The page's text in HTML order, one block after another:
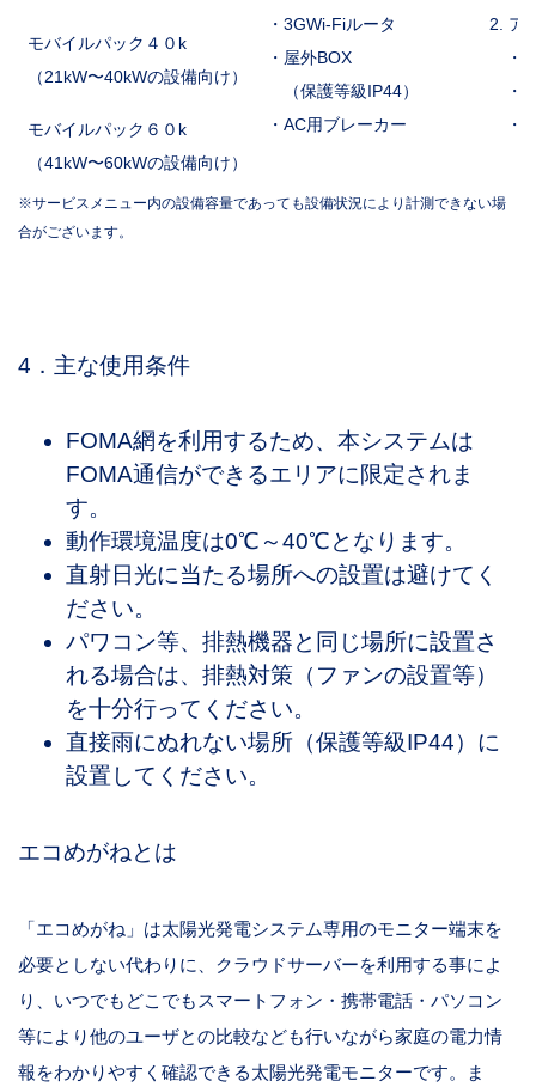
・3GWi-Fiルータ
・屋外BOX
（保護等級IP44）
・AC用ブレーカー
2. ア
・
・
・
モバイルパック４０k
（21kW〜40kWの設備向け）
モバイルパック６０k
（41kW〜60kWの設備向け）
※サービスメニュー内の設備容量であっても設備状況により計測できない場
合がございます。
4．主な使用条件
FOMA網を利用するため、本システムは
FOMA通信ができるエリアに限定されま
す。
動作環境温度は0℃～40℃となります。
直射日光に当たる場所への設置は避けてく
ださい。
パワコン等、排熱機器と同じ場所に設置さ
れる場合は、排熱対策（ファンの設置等）
を十分行ってください。
直接雨にぬれない場所（保護等級IP44）に
設置してください。
エコめがねとは
「エコめがね」は太陽光発電システム専用のモニター端末を
必要としない代わりに、クラウドサーバーを利用する事によ
り、いつでもどこでもスマートフォン・携帯電話・パソコン
等により他のユーザとの比較なども行いながら家庭の電力情
報をわかりやすく確認できる太陽光発電モニターです。ま